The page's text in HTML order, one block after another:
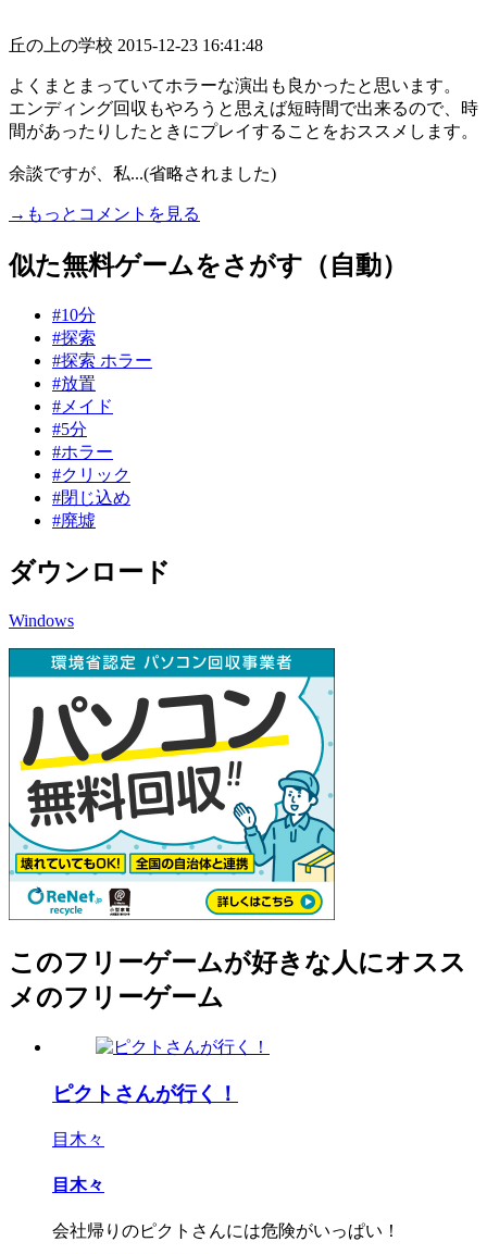
丘の上の学校 2015-12-23 16:41:48
よくまとまっていてホラーな演出も良かったと思います。
エンディング回収もやろうと思えば短時間で出来るので、時
間があったりしたときにプレイすることをおススメします。
余談ですが、私...(省略されました)
→もっとコメントを見る
似た無料ゲームをさがす（自動）
#10分
#探索
#探索 ホラー
#放置
#メイド
#5分
#ホラー
#クリック
#閉じ込め
#廃墟
ダウンロード
Windows
このフリーゲームが好きな人にオスス
メのフリーゲーム
ピクトさんが行く！
目木々
目木々
会社帰りのピクトさんには危険がいっぱい！